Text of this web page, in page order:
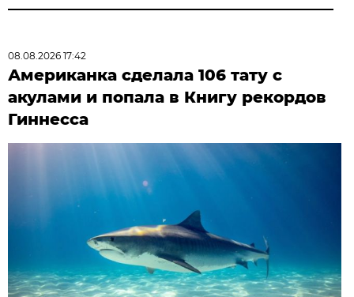
08.08.2026 17:42
Американка сделала 106 тату с
акулами и попала в Книгу рекордов
Гиннесса